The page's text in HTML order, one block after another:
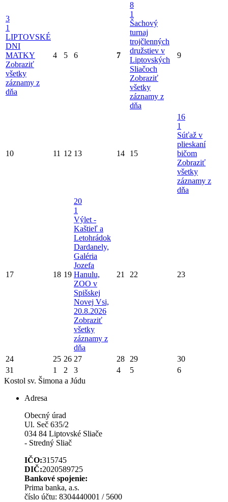
3
1
LIPTOVSKÉ
DNI
MATKY
Zobraziť
všetky
záznamy z
dňa
4 5 6 7
8
1
Šachový
turnaj
trojčlenných
družstiev v
Liptovských
Sliačoch
Zobraziť
všetky
záznamy z
dňa
9
10 11 12 13 14 15
16
1
Súťaž v
plieskaní
bičom
Zobraziť
všetky
záznamy z
dňa
17 18 19
20
1
Výlet -
Kaštieľ a
Letohrádok
Dardanely,
Galéria
Jozefa
Hanulu,
ZOO v
Spišskej
Novej Vsi,
20.8.2026
Zobraziť
všetky
záznamy z
dňa
21 22 23
24 25 26 27 28 29
30
31
1 2 3 4 5
6
Kostol sv. Šimona a Júdu
Adresa
Obecný úrad
Ul. Seč 635/2
034 84 Liptovské Sliače
- Stredný Sliač
IČO:315745
DIČ:2020589725
Bankové spojenie:
Prima banka, a.s.
číslo účtu: 8304440001 / 5600